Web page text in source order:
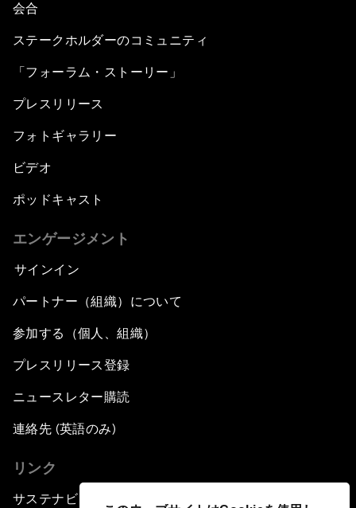
会合
ステークホルダーのコミュニティ
「フォーラム・ストーリー」
プレスリリース
フォトギャラリー
ビデオ
ポッドキャスト
エンゲージメント
サインイン
パートナー（組織）について
参加する（個人、組織）
プレスリリース登録
ニュースレター購読
連絡先 (英語のみ)
リンク
サステナビリティへの取り組み